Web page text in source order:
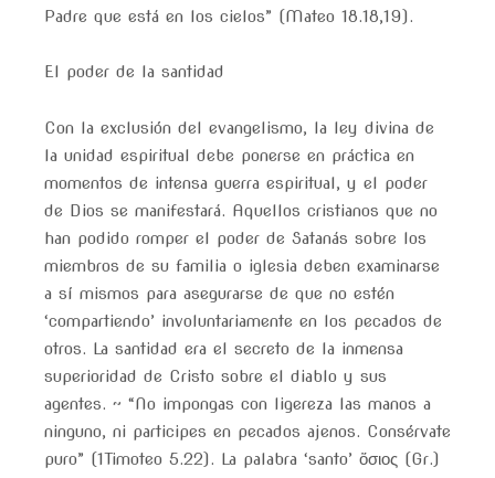
Padre que está en los cielos” (Mateo 18.18,19).
El poder de la santidad
Con la exclusión del evangelismo, la ley divina de
la unidad espiritual debe ponerse en práctica en
momentos de intensa guerra espiritual, y el poder
de Dios se manifestará. Aquellos cristianos que no
han podido romper el poder de Satanás sobre los
miembros de su familia o iglesia deben examinarse
a sí mismos para asegurarse de que no estén
‘compartiendo’ involuntariamente en los pecados de
otros. La santidad era el secreto de la inmensa
superioridad de Cristo sobre el diablo y sus
agentes. ~ “No impongas con ligereza las manos a
ninguno, ni participes en pecados ajenos. Consérvate
puro” (1Timoteo 5.22). La palabra ‘santo’ ὅσιος (Gr.)